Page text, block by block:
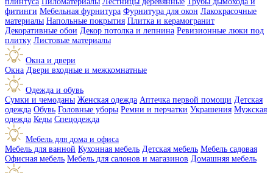
фитинги Мебельная фурнитура Фурнитура для окон Лакокрасочные
материалы Напольные покрытия Плитка и керамогранит
Декоративные обои Декор потолка и лепнина Ревизионные люки под
плитку Листовые материалы
Окна и двери
Окна Двери входные и межкомнатные
Одежда и обувь
Сумки и чемоданы Женская одежда Аптечка первой помощи Детская
одежда Обувь Головные уборы Ремни и перчатки Украшения Мужская
одежда Кеды Спецодежда
Мебель для дома и офиса
Мебель для ванной Кухонная мебель Детская мебель Мебель садовая
Офисная мебель Мебель для салонов и магазинов Домашняя мебель